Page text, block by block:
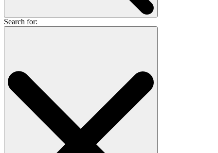
Search for: